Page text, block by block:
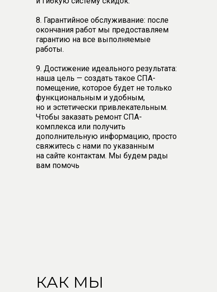
8. Гарантийное обслуживание: после
окончания работ мы предоставляем
гарантию на все выполняемые
работы.
9. Достижение идеального результата:
наша цель — создать такое СПА-
помещение, которое будет не только
функциональным и удобным,
но и эстетически привлекательным.
Чтобы заказать ремонт СПА-
комплекса или получить
дополнительную информацию, просто
свяжитесь с нами по указанным
на сайте контактам. Мы будем рады
вам помочь
КАК МЫ